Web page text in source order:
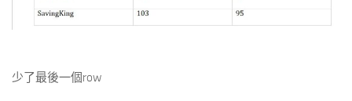
少了最後一個row